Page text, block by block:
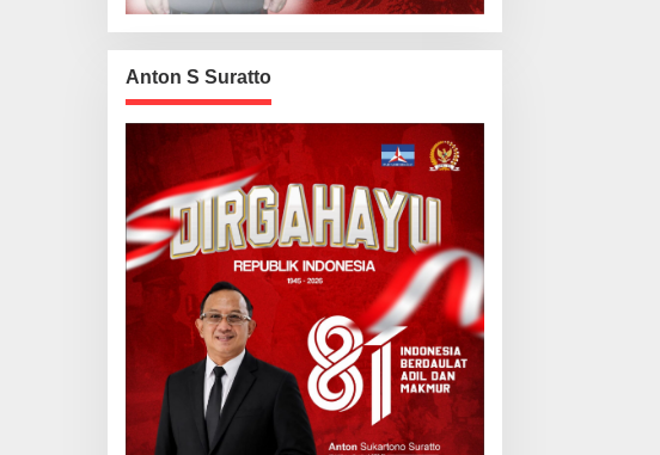
Anton S Suratto